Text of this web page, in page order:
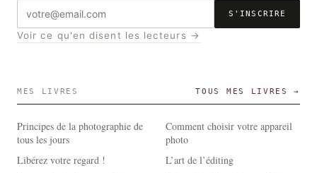
Adresse
e-
mail
S'INSCRIRE
Voir ce qu'en disent les lecteurs →
MES LIVRES TOUS MES LIVRES →
Principes de la photographie de
tous les jours
Libérez votre regard !
Comment choisir votre appareil
photo
L’art de l’éditing